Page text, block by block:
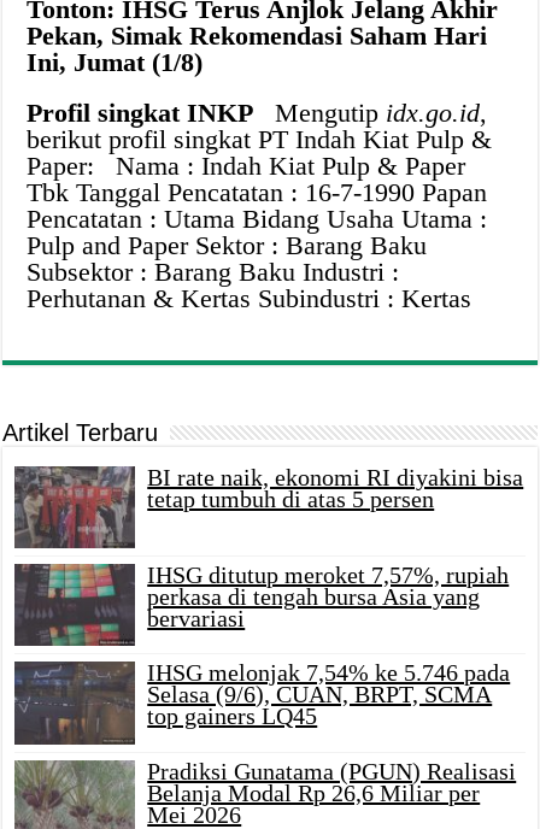
Tonton: IHSG Terus Anjlok Jelang Akhir
Pekan, Simak Rekomendasi Saham Hari
Ini, Jumat (1/8)
Profil singkat INKP Mengutip idx.go.id,
berikut profil singkat PT Indah Kiat Pulp &
Paper: Nama : Indah Kiat Pulp & Paper
Tbk Tanggal Pencatatan : 16-7-1990 Papan
Pencatatan : Utama Bidang Usaha Utama :
Pulp and Paper Sektor : Barang Baku
Subsektor : Barang Baku Industri :
Perhutanan & Kertas Subindustri : Kertas
Artikel Terbaru
BI rate naik, ekonomi RI diyakini bisa
tetap tumbuh di atas 5 persen
IHSG ditutup meroket 7,57%, rupiah
perkasa di tengah bursa Asia yang
bervariasi
IHSG melonjak 7,54% ke 5.746 pada
Selasa (9/6), CUAN, BRPT, SCMA
top gainers LQ45
Pradiksi Gunatama (PGUN) Realisasi
Belanja Modal Rp 26,6 Miliar per
Mei 2026